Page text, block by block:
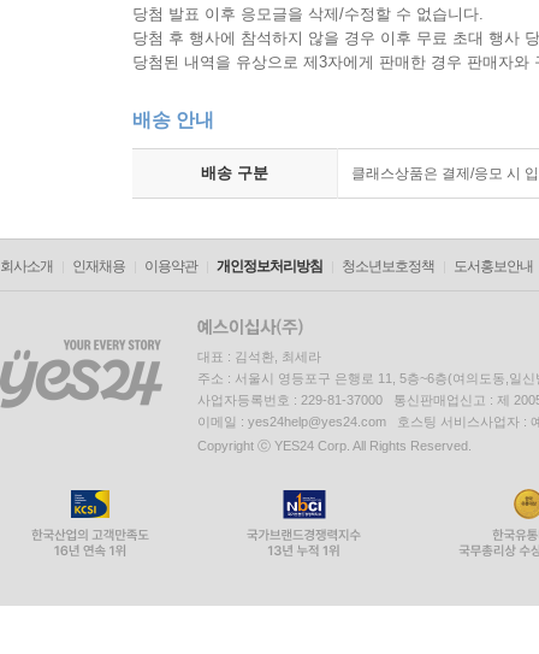
당첨 발표 이후 응모글을 삭제/수정할 수 없습니다.
당첨 후 행사에 참석하지 않을 경우 이후 무료 초대 행사
당첨된 내역을 유상으로 제3자에게 판매한 경우 판매자
배송 안내
배송 구분 클래스상품은 결제/응모 시
회사소개 인재채용 이용약관 개인정보처리방침 청소년보호정책 도서홍보안내
대표 : 김석환, 최세라
주소 : 서울시 영등포구 은행로 11, 5층~6층(여의도동,일신
사업자등록번호 : 229-81-37000 통신판매업신고 : 제
이메일 : yes24help@yes24.com 호스팅 서비스사업자 :
Copyright ⓒ YES24 Corp. All Rights Reserved.